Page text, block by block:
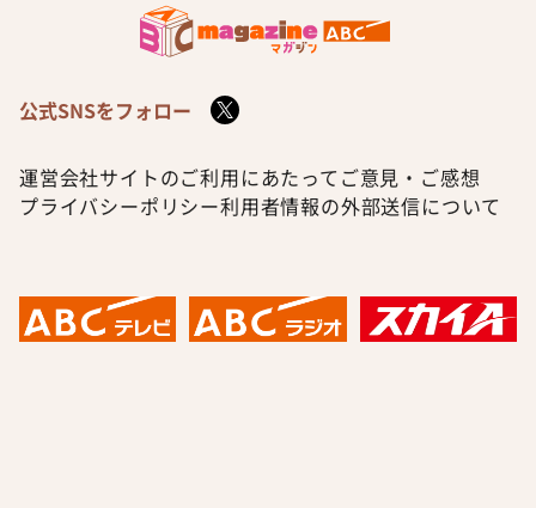
公式SNSをフォロー
運営会社サイトのご利用にあたって ご意見・ご感想
プライバシーポリシー利用者情報の外部送信について